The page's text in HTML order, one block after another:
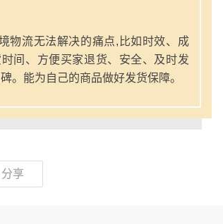
物流无法解决的痛点,比如时效、成
间、方便买家退货、安全、及时发
。能为自己的商品做好发货保障。
分享